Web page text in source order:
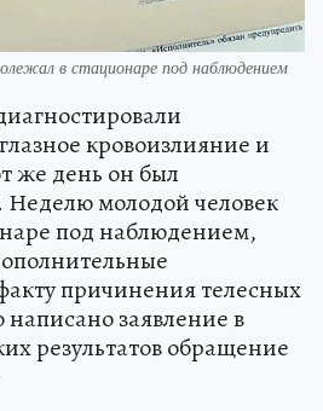
в стационаре под наблюдением
кровоизлияние и
же день он был
Неделю молодой человек
под наблюдением,
причинения телесных
заявление в
результатов обращение